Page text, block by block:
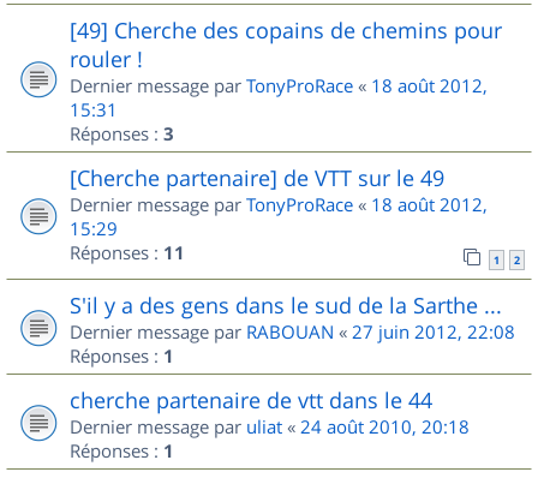
[49] Cherche des copains de chemins pour
rouler !
Dernier message par TonyProRace « 18 août 2012,
15:31
Réponses : 3
[Cherche partenaire] de VTT sur le 49
Dernier message par TonyProRace « 18 août 2012,
15:29
Réponses : 11 1 2
S'il y a des gens dans le sud de la Sarthe ...
Dernier message par RABOUAN « 27 juin 2012, 22:08
Réponses : 1
cherche partenaire de vtt dans le 44
Dernier message par uliat « 24 août 2010, 20:18
Réponses : 1